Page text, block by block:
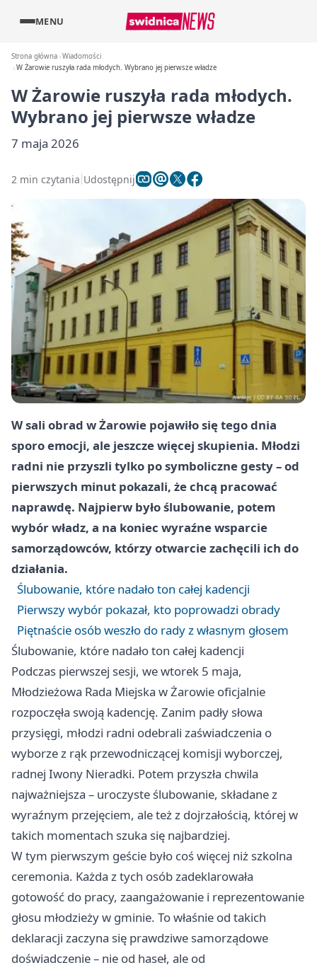
MENU
Strona główna Wiadomości
W Żarowie ruszyła rada młodych. Wybrano jej pierwsze władze
W Żarowie ruszyła rada młodych.
Wybrano jej pierwsze władze
7 maja 2026
2 min czytania Udostępnij
W sali obrad w Żarowie pojawiło się tego dnia
sporo emocji, ale jeszcze więcej skupienia. Młodzi
radni nie przyszli tylko po symboliczne gesty – od
pierwszych minut pokazali, że chcą pracować
naprawdę. Najpierw było ślubowanie, potem
wybór władz, a na koniec wyraźne wsparcie
samorządowców, którzy otwarcie zachęcili ich do
działania.
Ślubowanie, które nadało ton całej kadencji
Pierwszy wybór pokazał, kto poprowadzi obrady
Piętnaście osób weszło do rady z własnym głosem
Ślubowanie, które nadało ton całej kadencji
Podczas pierwszej sesji, we wtorek 5 maja,
Młodzieżowa Rada Miejska w Żarowie oficjalnie
rozpoczęła swoją kadencję. Zanim padły słowa
przysięgi, młodzi radni odebrali zaświadczenia o
wyborze z rąk przewodniczącej komisji wyborczej,
radnej Iwony Nieradki. Potem przyszła chwila
najważniejsza – uroczyste ślubowanie, składane z
wyraźnym przejęciem, ale też z dojrzałością, której w
takich momentach szuka się najbardziej.
W tym pierwszym geście było coś więcej niż szkolna
ceremonia. Każda z tych osób zadeklarowała
gotowość do pracy, zaangażowanie i reprezentowanie
głosu młodzieży w gminie. To właśnie od takich
deklaracji zaczyna się prawdziwe samorządowe
doświadczenie – nie od haseł, ale od